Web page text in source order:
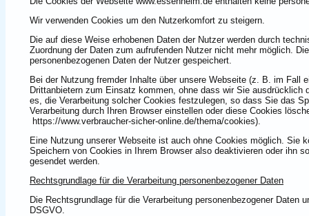
Wir verwenden Cookies um den Nutzerkomfort zu steigern.
Die auf diese Weise erhobenen Daten der Nutzer werden durch
Zuordnung der Daten zum aufrufenden Nutzer nicht mehr möglich.
personenbezogenen Daten der Nutzer gespeichert.
Bei der Nutzung fremder Inhalte über unsere Webseite (z. B. im Fall
Drittanbietern zum Einsatz kommen, ohne dass wir Sie ausdrücklich
es, die Verarbeitung solcher Cookies festzulegen, so dass Sie das
Verarbeitung durch Ihren Browser einstellen oder diese Cookies
https://www.verbraucher-sicher-online.de/thema/cookies).
Eine Nutzung unserer Webseite ist auch ohne Cookies möglich. Sie
Speichern von Cookies in Ihrem Browser also deaktivieren oder ihn
gesendet werden.
Rechtsgrundlage für die Verarbeitung personenbezogener Daten
Die Rechtsgrundlage für die Verarbeitung personenbezogener
DSGVO.